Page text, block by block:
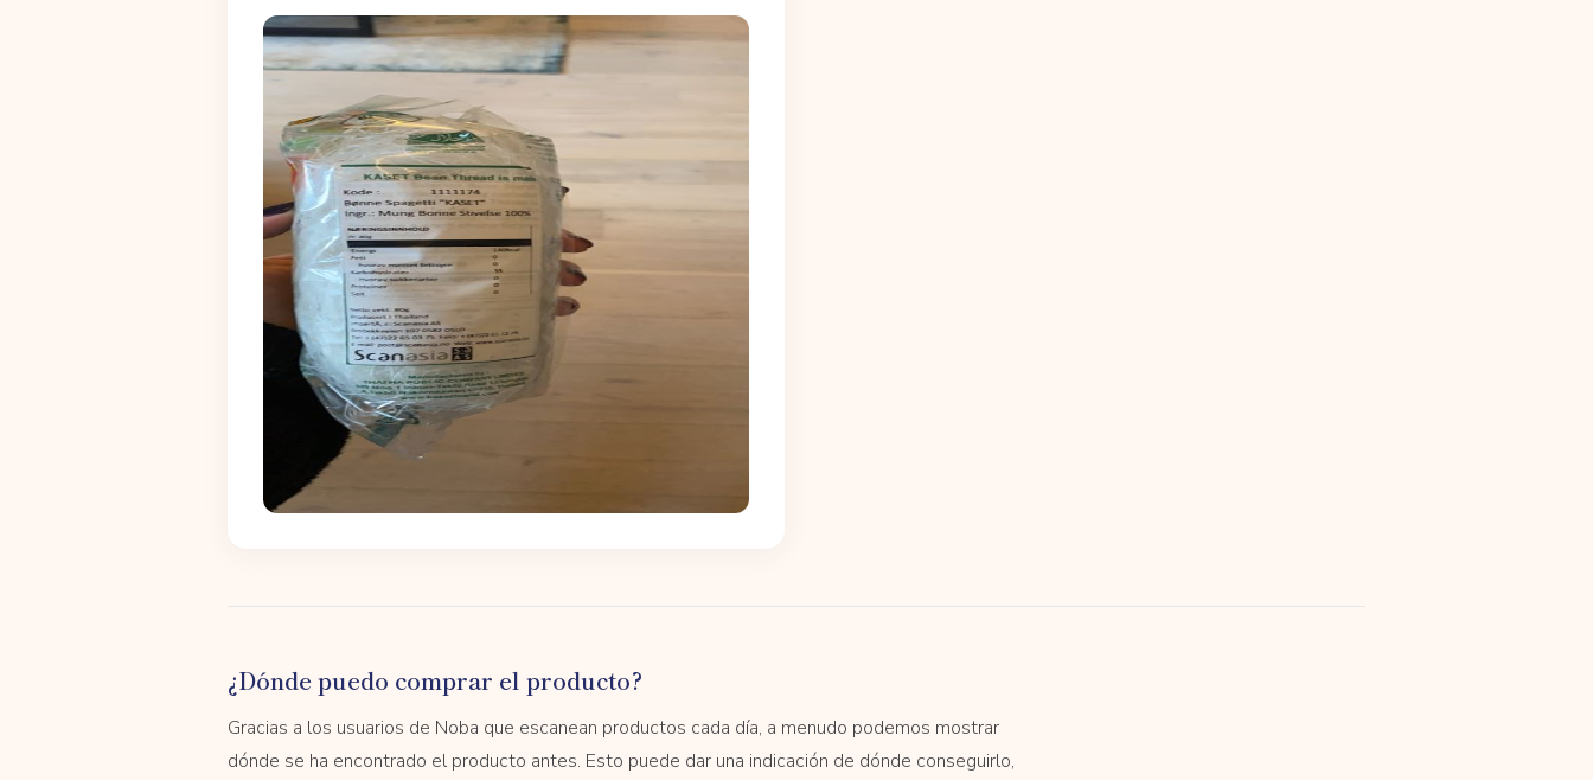
¿Dónde puedo comprar el producto?
Gracias a los usuarios de Noba que escanean productos cada día, a menudo podemos mostrar
dónde se ha encontrado el producto antes. Esto puede dar una indicación de dónde conseguirlo,